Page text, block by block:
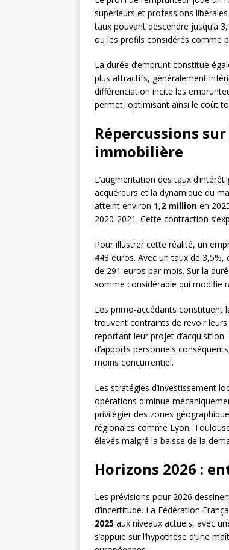
supérieurs et professions
taux pouvant descendre jusqu’à
ou les profils considérés comme
La durée d’emprunt constitue
plus attractifs, généralement
différenciation incite les
permet, optimisant ainsi le coût
Répercussions
immobilière
L’augmentation des taux
acquéreurs et la dynamique du
atteint environ 1,2 million en
2020-2021. Cette contraction
Pour illustrer cette réalité, un
448 euros. Avec un taux de
de 291 euros par mois. Sur la
somme considérable qui modifie
Les primo-accédants constituent
trouvent contraints de revoir
reportant leur projet
d’apports personnels
moins concurrentiel.
Les stratégies d’investissement
opérations diminue
privilégier des zones
régionales comme Lyon,
élevés malgré la baisse de la
Horizons 2026 :
Les prévisions pour 2026
d’incertitude. La Fédération
2025 aux niveaux actuels, avec
s’appuie sur l’hypothèse d’une